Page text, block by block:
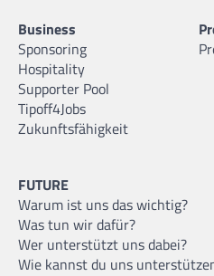
Business
Sponsoring
Hospitality
Supporter Pool
Tipoff4Jobs
Zukunftsfähigkeit
FUTURE
Warum ist uns das wichtig?
Was tun wir dafür?
Wer unterstützt uns dabei?
Wie kannst du uns